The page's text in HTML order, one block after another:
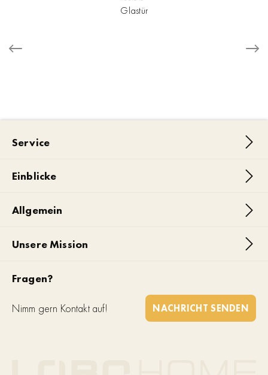
Glastür
Service
Einblicke
Allgemein
Unsere Mission
Fragen?
Nimm gern Kontakt auf! NACHRICHT SENDEN